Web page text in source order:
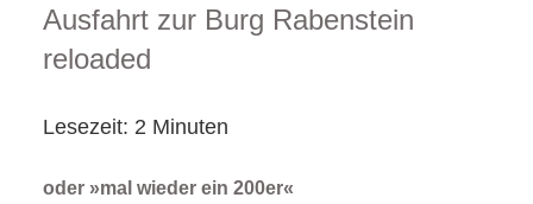
AM
Ausfahrt zur Burg Rabenstein
reloaded
Lesezeit: 2 Minuten
oder »mal wieder ein 200er«